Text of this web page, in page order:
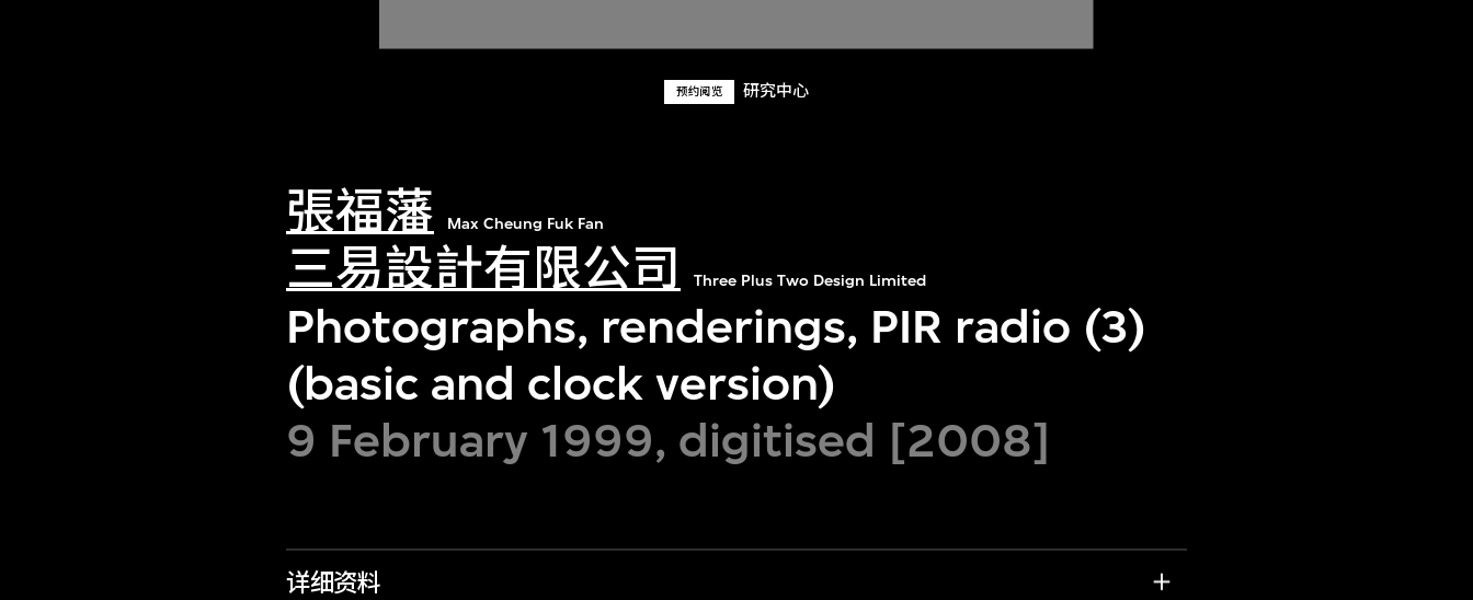
预约阅览 研究中心
張福藩 Max Cheung Fuk Fan
三易設計有限公司 Three Plus Two Design Limited
Photographs, renderings, PIR radio (3)
(basic and clock version)
9 February 1999, digitised [2008]
详细资料